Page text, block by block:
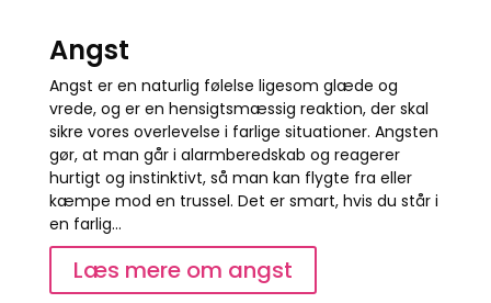
Angst
Angst er en naturlig følelse ligesom glæde og
vrede, og er en hensigtsmæssig reaktion, der skal
sikre vores overlevelse i farlige situationer. Angsten
gør, at man går i alarmberedskab og reagerer
hurtigt og instinktivt, så man kan flygte fra eller
kæmpe mod en trussel. Det er smart, hvis du står i
en farlig…
Læs mere om angst